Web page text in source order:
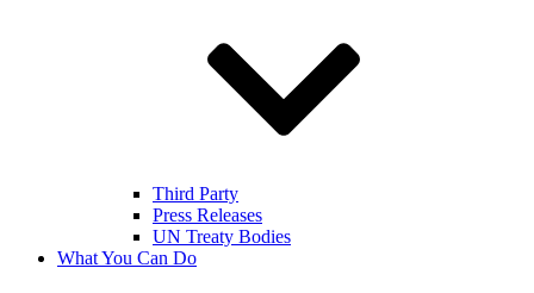
Third Party
Press Releases
UN Treaty Bodies
What You Can Do